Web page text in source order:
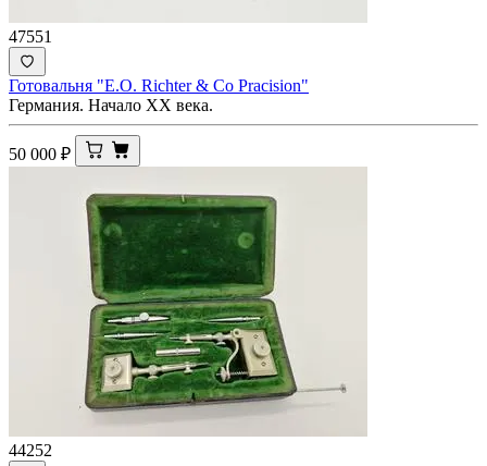
47551
Готовальня "E.O. Richter & Co Pracision"
Германия. Начало XX века.
50 000 ₽
44252